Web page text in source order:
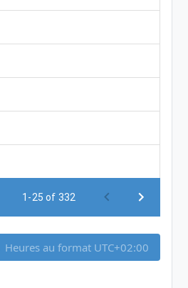
1-25 of 332
Heures au format UTC+02:00